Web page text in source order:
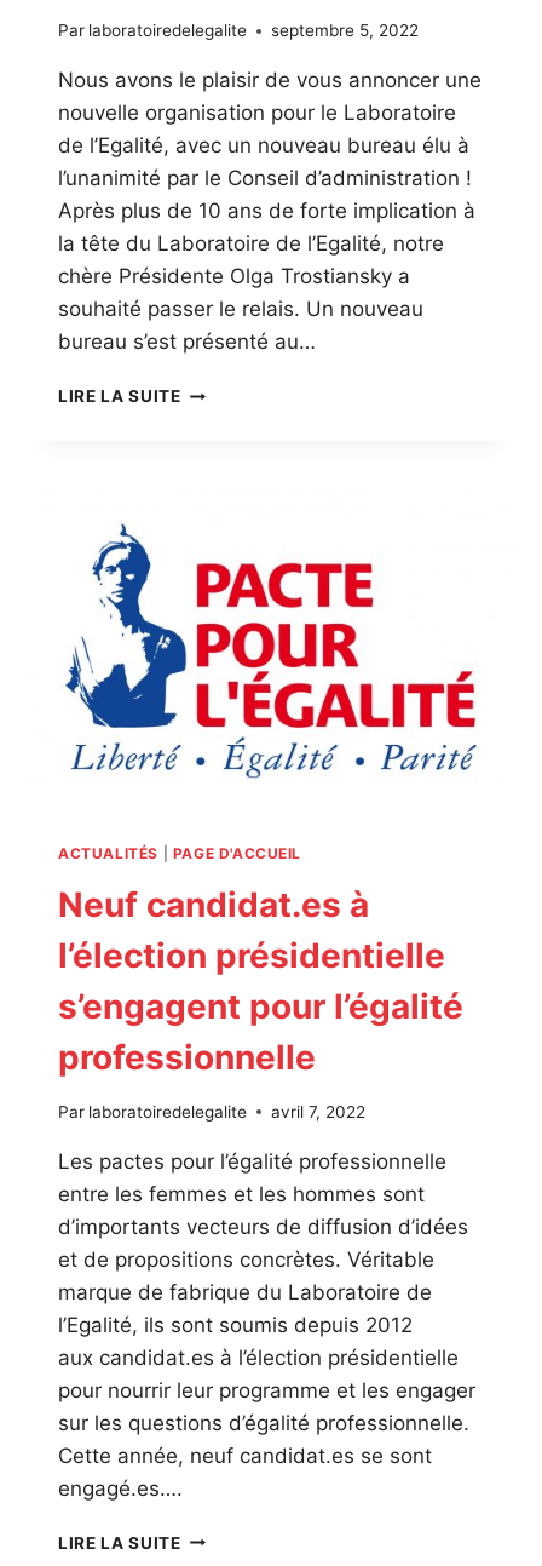
Par laboratoiredelegalite septembre 5, 2022
Nous avons le plaisir de vous annoncer une
nouvelle organisation pour le Laboratoire
de l’Egalité, avec un nouveau bureau élu à
l’unanimité par le Conseil d’administration !
Après plus de 10 ans de forte implication à
la tête du Laboratoire de l’Egalité, notre
chère Présidente Olga Trostiansky a
souhaité passer le relais. Un nouveau
bureau s’est présenté au…
LIRE LA SUITENOUVELLE
ACTUALITÉS PAGE D'ACCUEIL
Neuf candidat.es à
l’élection présidentielle
s’engagent pour l’égalité
professionnelle
Par laboratoiredelegalite avril 7, 2022
Les pactes pour l’égalité professionnelle
entre les femmes et les hommes sont
d’importants vecteurs de diffusion d’idées
et de propositions concrètes. Véritable
marque de fabrique du Laboratoire de
l’Egalité, ils sont soumis depuis 2012
aux candidat.es à l’élection présidentielle
pour nourrir leur programme et les engager
sur les questions d’égalité professionnelle.
Cette année, neuf candidat.es se sont
engagé.es….
LIRE LA SUITENEUF